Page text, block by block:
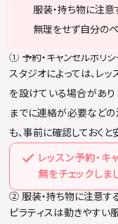
服装・持ち物に注意
無理をせず自分の
① 予約・キャンセルポリ
スタジオによっては、レ
を設けている場合があり
までに連絡が必要などの
も、事前に確認しておくと
レッスン予約・
無をチェックしま
② 服装・持ち物に注意す
ピラティスは動きやすい